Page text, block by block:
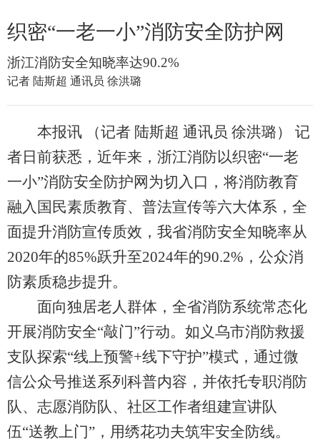
织密“一老一小”消防安全防护网
浙江消防安全知晓率达90.2%
记者 陆斯超 通讯员 徐洪璐
本报讯 （记者 陆斯超 通讯员 徐洪璐） 记
者日前获悉，近年来，浙江消防以织密“一老
一小”消防安全防护网为切入口，将消防教育
融入国民素质教育、普法宣传等六大体系，全
面提升消防宣传质效，我省消防安全知晓率从
2020年的85%跃升至2024年的90.2%，公众消
防素质稳步提升。
面向独居老人群体，全省消防系统常态化
开展消防安全“敲门”行动。如义乌市消防救援
支队探索“线上预警+线下守护”模式，通过微
信公众号推送系列科普内容，并依托专职消防
队、志愿消防队、社区工作者组建宣讲队
伍“送教上门”，用绣花功夫筑牢安全防线。